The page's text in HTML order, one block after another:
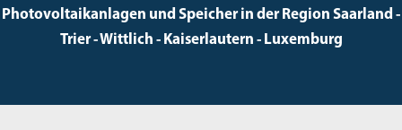
Photovoltaikanlagen und Speicher in der Region Saarland -
Trier - Wittlich - Kaiserlautern - Luxemburg